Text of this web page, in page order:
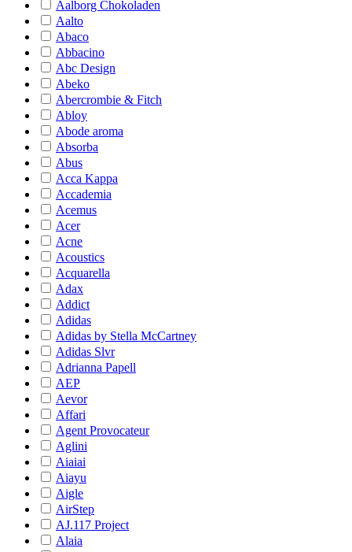
Aalborg Chokoladen
Aalto
Abaco
Abbacino
Abc Design
Abeko
Abercrombie & Fitch
Abloy
Abode aroma
Absorba
Abus
Acca Kappa
Accademia
Acemus
Acer
Acne
Acoustics
Acquarella
Adax
Addict
Adidas
Adidas by Stella McCartney
Adidas Slvr
Adrianna Papell
AEP
Aevor
Affari
Agent Provocateur
Aglini
Aiaiai
Aiayu
Aigle
AirStep
AJ.117 Project
Alaia